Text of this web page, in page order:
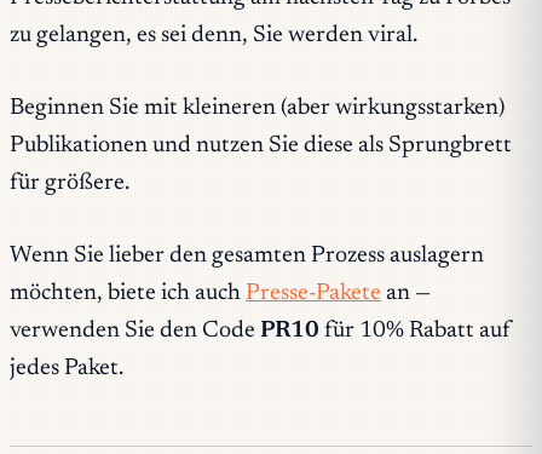
zu gelangen, es sei denn, Sie werden viral.
Beginnen Sie mit kleineren (aber wirkungsstarken)
Publikationen und nutzen Sie diese als Sprungbrett
für größere.
Wenn Sie lieber den gesamten Prozess auslagern
möchten, biete ich auch Presse-Pakete an —
verwenden Sie den Code PR10 für 10% Rabatt auf
jedes Paket.